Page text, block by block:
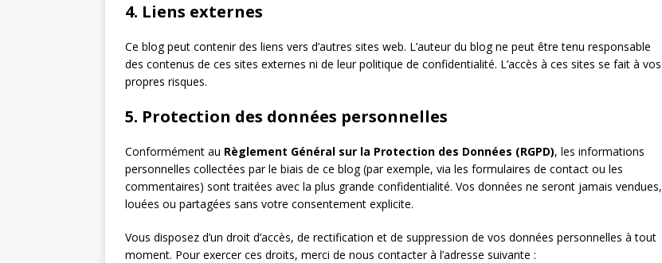
4. Liens externes
Ce blog peut contenir des liens vers d’autres sites web. L’auteur du blog ne peut être tenu responsable
des contenus de ces sites externes ni de leur politique de confidentialité. L’accès à ces sites se fait à vos
propres risques.
5. Protection des données personnelles
Conformément au Règlement Général sur la Protection des Données (RGPD), les informations
personnelles collectées par le biais de ce blog (par exemple, via les formulaires de contact ou les
commentaires) sont traitées avec la plus grande confidentialité. Vos données ne seront jamais vendues,
louées ou partagées sans votre consentement explicite.
Vous disposez d’un droit d’accès, de rectification et de suppression de vos données personnelles à tout
moment. Pour exercer ces droits, merci de nous contacter à l’adresse suivante :